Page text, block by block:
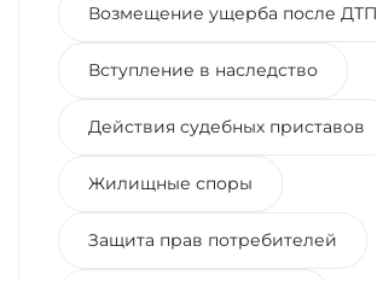
Возмещение ущерба после ДТП
Вступление в наследство
Действия судебных приставов
Жилищные споры
Защита прав потребителей